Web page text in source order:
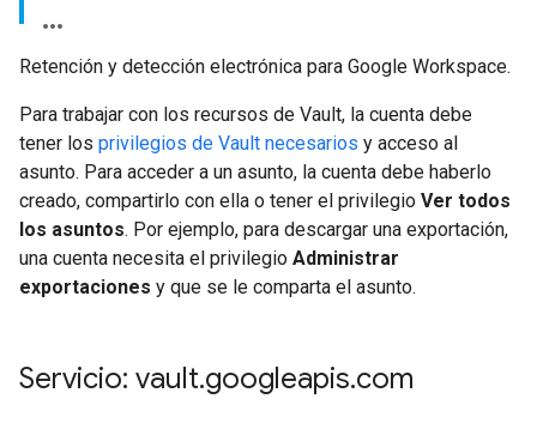
Retención y detección electrónica para Google Workspace.
Para trabajar con los recursos de Vault, la cuenta debe
tener los privilegios de Vault necesarios y acceso al
asunto. Para acceder a un asunto, la cuenta debe haberlo
creado, compartirlo con ella o tener el privilegio Ver todos
los asuntos. Por ejemplo, para descargar una exportación,
una cuenta necesita el privilegio Administrar
exportaciones y que se le comparta el asunto.
Servicio: vault.googleapis.com